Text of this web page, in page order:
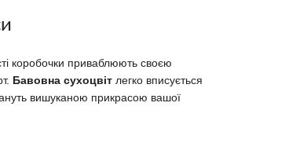
коробочки приваблюють своєю
Бавовна сухоцвітлегко вписується
вишуканою прикрасою вашої